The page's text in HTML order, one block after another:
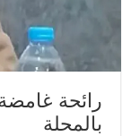
رائحة
بالمحلة